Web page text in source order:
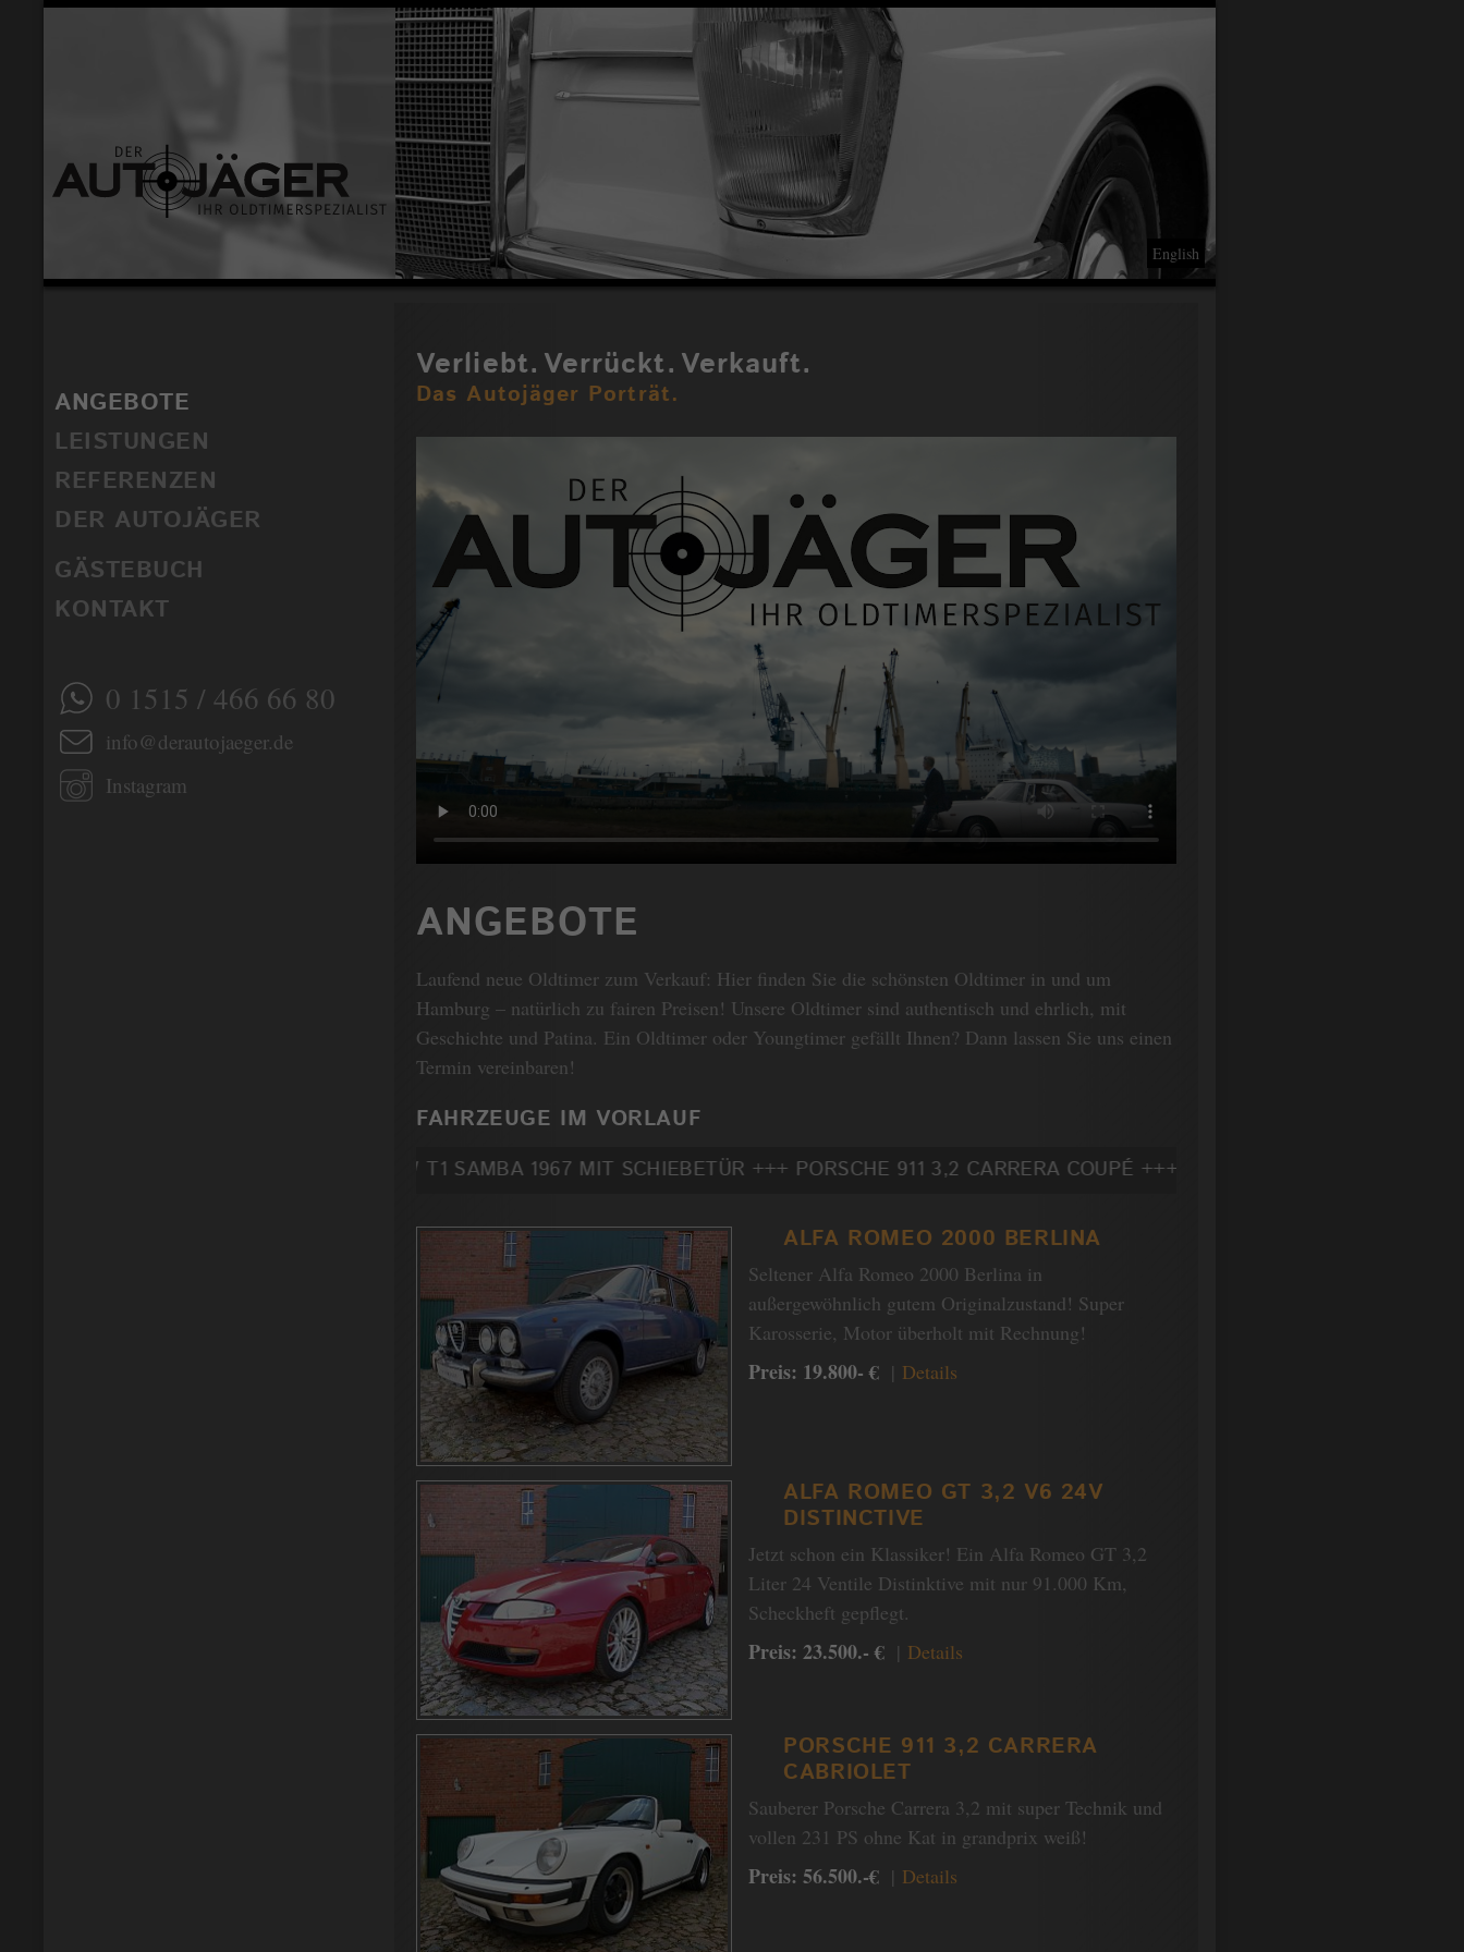
English
ANGEBOTE
LEISTUNGEN
REFERENZEN
DER AUTOJÄGER
GÄSTEBUCH
KONTAKT
0 1515 / 466 66 80
info@derautojaeger.de
Instagram
Verliebt. Verrückt. Verkauft.
Das Autojäger Porträt.
ANGEBOTE
Laufend neue Oldtimer zum Verkauf: Hier finden Sie die schönsten Oldtimer in und um
Hamburg – natürlich zu fairen Preisen! Unsere Oldtimer sind authentisch und ehrlich, mit
Geschichte und Patina. Ein Oldtimer oder Youngtimer gefällt Ihnen? Dann lassen Sie uns einen
Termin vereinbaren!
FAHRZEUGE IM VORLAUF
VW T1 SAMBA 1967 MIT SCHIEBETÜR +++ PORSCHE 911 3,2 CARRERA COUPÉ +++ BMW 520 E12 +++ MERCEDES BENZ
ALFA ROMEO 2000 BERLINA
Seltener Alfa Romeo 2000 Berlina in
außergewöhnlich gutem Originalzustand! Super
Karosserie, Motor überholt mit Rechnung!
Preis: 19.800- € | Details
ALFA ROMEO GT 3,2 V6 24V
DISTINCTIVE
Jetzt schon ein Klassiker! Ein Alfa Romeo GT 3,2
Liter 24 Ventile Distinktive mit nur 91.000 Km,
Scheckheft gepflegt.
Preis: 23.500.- € | Details
PORSCHE 911 3,2 CARRERA
CABRIOLET
Sauberer Porsche Carrera 3,2 mit super Technik und
vollen 231 PS ohne Kat in grandprix weiß!
Preis: 56.500.-€ | Details